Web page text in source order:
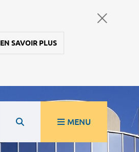
EN SAVOIR PLUS
MENU